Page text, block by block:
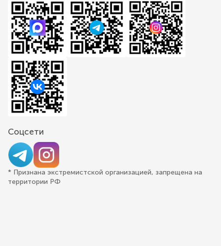
Соцсети
* Признана экстремистской организацией, запрещена на
территории РФ